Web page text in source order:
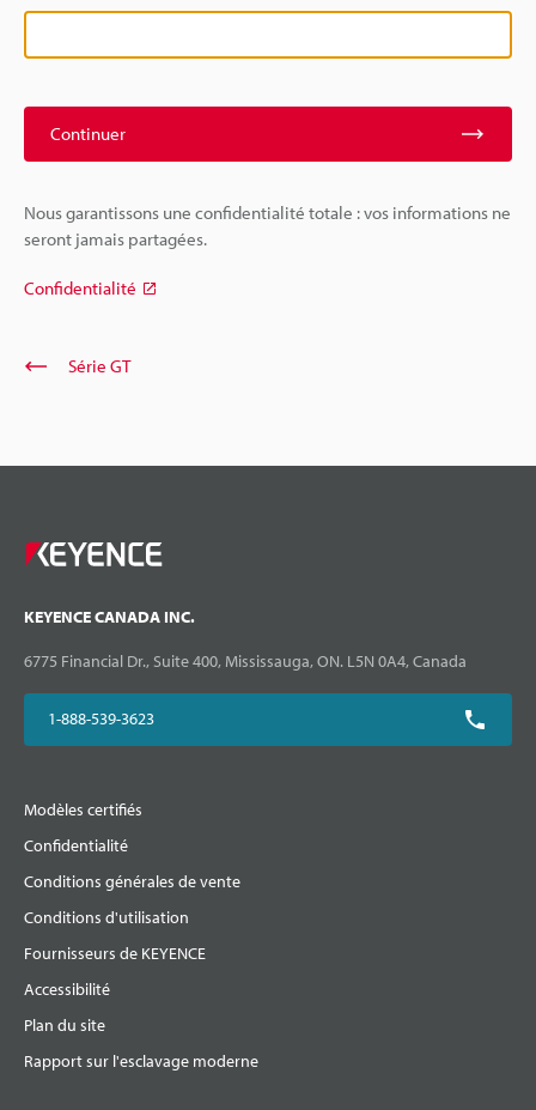
Continuer
Nous garantissons une confidentialité totale : vos informations ne
seront jamais partagées.
Confidentialité
Série GT
KEYENCE CANADA INC.
6775 Financial Dr., Suite 400, Mississauga, ON. L5N 0A4, Canada
1-888-539-3623
Modèles certifiés
Confidentialité
Conditions générales de vente
Conditions d'utilisation
Fournisseurs de KEYENCE
Accessibilité
Plan du site
Rapport sur l'esclavage moderne